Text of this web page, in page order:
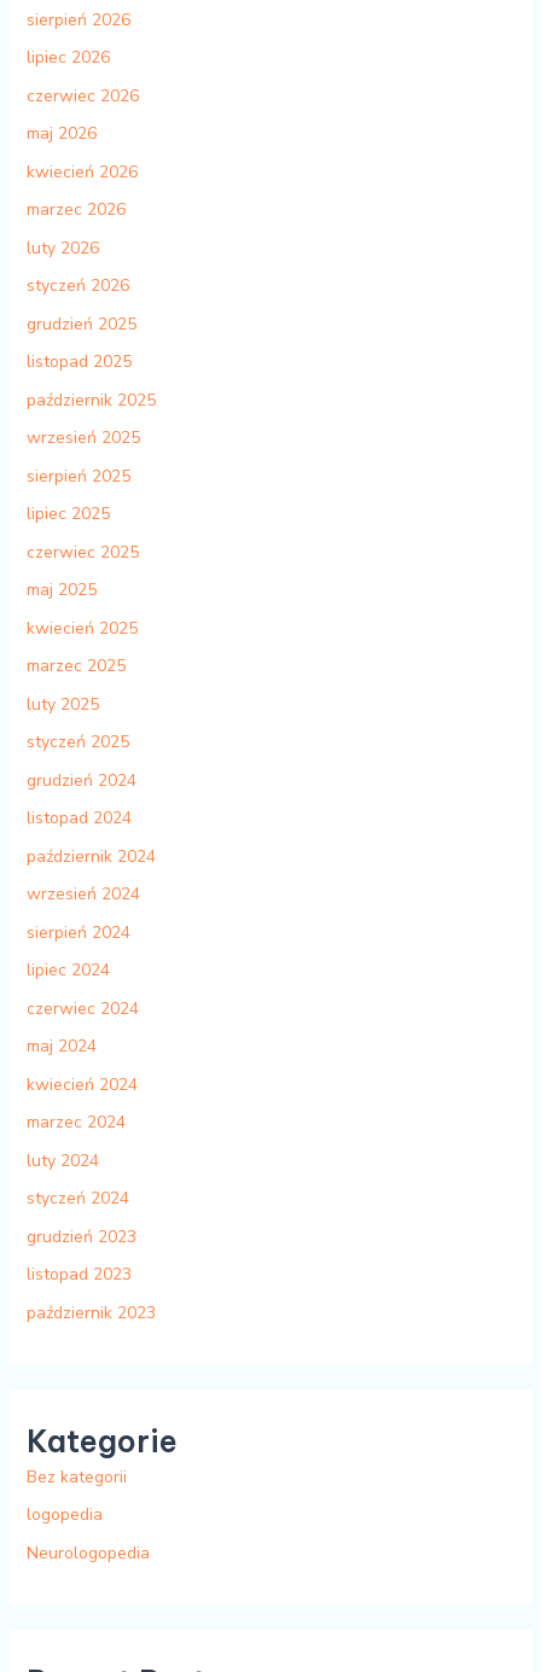
sierpień 2026
lipiec 2026
czerwiec 2026
maj 2026
kwiecień 2026
marzec 2026
luty 2026
styczeń 2026
grudzień 2025
listopad 2025
październik 2025
wrzesień 2025
sierpień 2025
lipiec 2025
czerwiec 2025
maj 2025
kwiecień 2025
marzec 2025
luty 2025
styczeń 2025
grudzień 2024
listopad 2024
październik 2024
wrzesień 2024
sierpień 2024
lipiec 2024
czerwiec 2024
maj 2024
kwiecień 2024
marzec 2024
luty 2024
styczeń 2024
grudzień 2023
listopad 2023
październik 2023
Kategorie
Bez kategorii
logopedia
Neurologopedia